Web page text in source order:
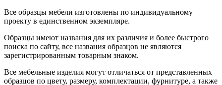
Все образцы мебели изготовлены по индивидуальному
проекту в единственном экземпляре.
Образцы имеют названия для их различия и более быстрого
поиска по сайту, все названия образцов не являются
зарегистрированным товарным знаком.
Все мебельные изделия могут отличаться от представленных
образцов по цвету, размеру, комплектации, фурнитуре, а также